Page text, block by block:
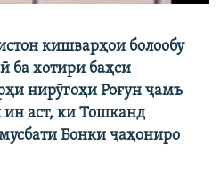
RL
кишварҳои болообу
ба хотири баҳси
нирӯгоҳи Роғун ҷамъ
аст, ки Тошканд
Бонки ҷаҳониро